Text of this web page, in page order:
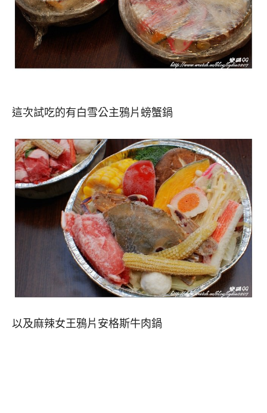
這次試吃的有白雪公主鴉片螃蟹鍋
以及麻辣女王鴉片安格斯牛肉鍋